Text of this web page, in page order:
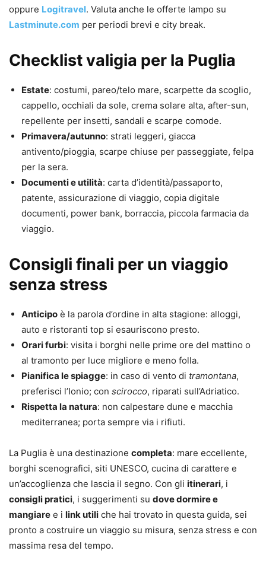
oppure Logitravel. Valuta anche le offerte lampo su
Lastminute.com per periodi brevi e city break.
Checklist valigia per la Puglia
Estate: costumi, pareo/telo mare, scarpette da scoglio,
cappello, occhiali da sole, crema solare alta, after-sun,
repellente per insetti, sandali e scarpe comode.
Primavera/autunno: strati leggeri, giacca
antivento/pioggia, scarpe chiuse per passeggiate, felpa
per la sera.
Documenti e utilità: carta d’identità/passaporto,
patente, assicurazione di viaggio, copia digitale
documenti, power bank, borraccia, piccola farmacia da
viaggio.
Consigli finali per un viaggio
senza stress
Anticipo è la parola d’ordine in alta stagione: alloggi,
auto e ristoranti top si esauriscono presto.
Orari furbi: visita i borghi nelle prime ore del mattino o
al tramonto per luce migliore e meno folla.
Pianifica le spiagge: in caso di vento di tramontana,
preferisci l’Ionio; con scirocco, riparati sull’Adriatico.
Rispetta la natura: non calpestare dune e macchia
mediterranea; porta sempre via i rifiuti.
La Puglia è una destinazione completa: mare eccellente,
borghi scenografici, siti UNESCO, cucina di carattere e
un’accoglienza che lascia il segno. Con gli itinerari, i
consigli pratici, i suggerimenti su dove dormire e
mangiare e i link utili che hai trovato in questa guida, sei
pronto a costruire un viaggio su misura, senza stress e con
massima resa del tempo.